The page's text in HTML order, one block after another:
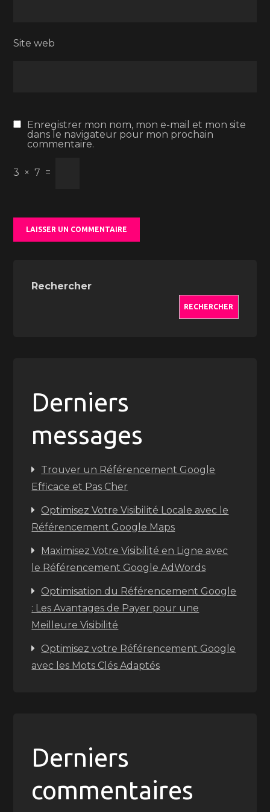
Site web
Enregistrer mon nom, mon e-mail et mon site
dans le navigateur pour mon prochain
commentaire.
3 × 7 =
Rechercher
RECHERCHER
Derniers
messages
Trouver un Référencement Google
Efficace et Pas Cher
Optimisez Votre Visibilité Locale avec le
Référencement Google Maps
Maximisez Votre Visibilité en Ligne avec
le Référencement Google AdWords
Optimisation du Référencement Google
: Les Avantages de Payer pour une
Meilleure Visibilité
Optimisez votre Référencement Google
avec les Mots Clés Adaptés
Derniers
commentaires